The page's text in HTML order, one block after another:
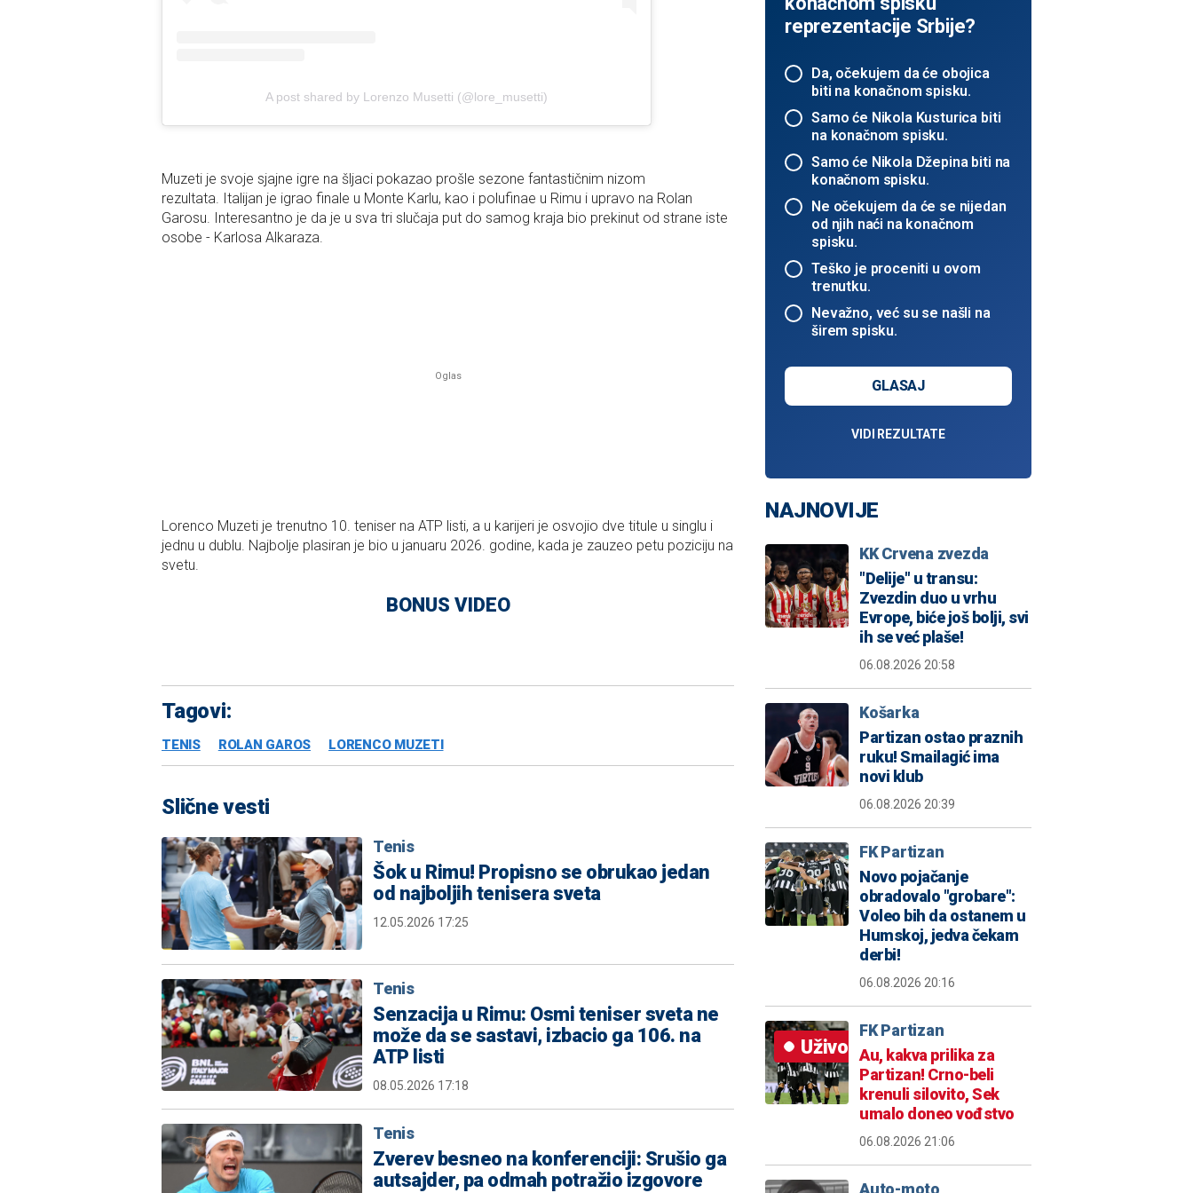
A post shared by Lorenzo Musetti (@lore_musetti)
Muzeti je svoje sjajne igre na šljaci pokazao prošle sezone fantastičnim nizom
rezultata. Italijan je igrao finale u Monte Karlu, kao i polufinae u Rimu i upravo na Rolan
Garosu. Interesantno je da je u sva tri slučaja put do samog kraja bio prekinut od strane iste
osobe - Karlosa Alkaraza.
Lorenco Muzeti je trenutno 10. teniser na ATP listi, a u karijeri je osvojio dve titule u singlu i
jednu u dublu. Najbolje plasiran je bio u januaru 2026. godine, kada je zauzeo petu poziciju na
svetu.
BONUS VIDEO
Tagovi:
TENIS ROLAN GAROS LORENCO MUZETI
Slične vesti
Tenis
Šok u Rimu! Propisno se obrukao jedan
od najboljih tenisera sveta
12.05.2026 17:25
Tenis
Senzacija u Rimu: Osmi teniser sveta ne
može da se sastavi, izbacio ga 106. na
ATP listi
08.05.2026 17:18
Tenis
Zverev besneo na konferenciji: Srušio ga
autsajder, pa odmah potražio izgovore
reprezentacije Srbije?
Da, očekujem da će obojica
biti na konačnom spisku.
Samo će Nikola Kusturica biti
na konačnom spisku.
Samo će Nikola Džepina biti na
konačnom spisku.
Ne očekujem da će se nijedan
od njih naći na konačnom
spisku.
Teško je proceniti u ovom
trenutku.
Nevažno, već su se našli na
širem spisku.
GLASAJ
VIDI REZULTATE
NAJNOVIJE
KK Crvena zvezda
"Delije" u transu:
Zvezdin duo u vrhu
Evrope, biće još bolji, svi
ih se već plaše!
06.08.2026 20:58
Košarka
Partizan ostao praznih
ruku! Smailagić ima
novi klub
06.08.2026 20:39
FK Partizan
Novo pojačanje
obradovalo "grobare":
Voleo bih da ostanem u
Humskoj, jedva čekam
derbi!
06.08.2026 20:16
Uživo
FK Partizan
Au, kakva prilika za
Partizan! Crno-beli
krenuli silovito, Sek
umalo doneo vođstvo
06.08.2026 21:06
Auto-moto